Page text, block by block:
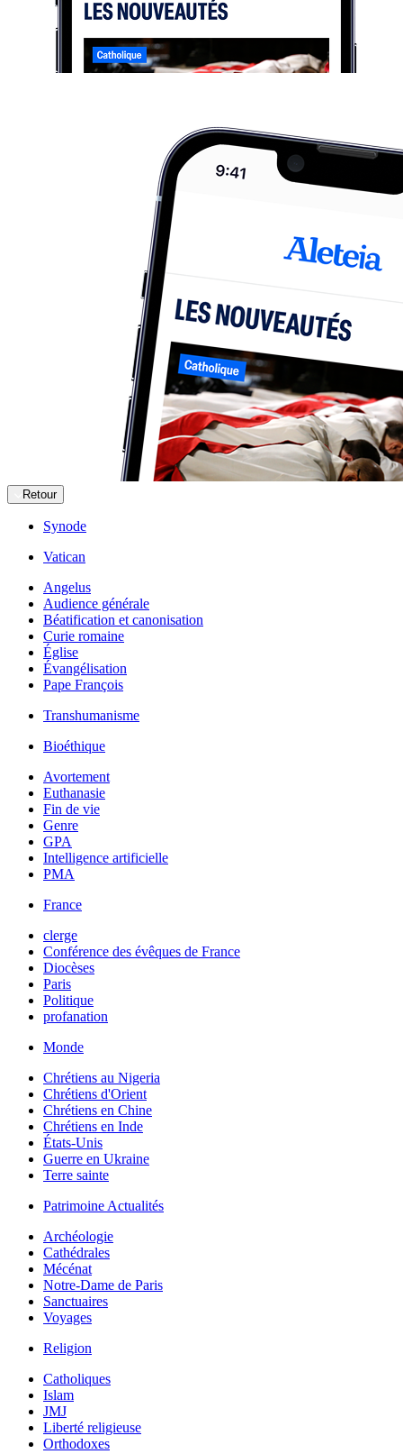
Retour
Synode
Vatican
Angelus
Audience générale
Béatification et canonisation
Curie romaine
Église
Évangélisation
Pape François
Transhumanisme
Bioéthique
Avortement
Euthanasie
Fin de vie
Genre
GPA
Intelligence artificielle
PMA
France
clerge
Conférence des évêques de France
Diocèses
Paris
Politique
profanation
Monde
Chrétiens au Nigeria
Chrétiens d'Orient
Chrétiens en Chine
Chrétiens en Inde
États-Unis
Guerre en Ukraine
Terre sainte
Patrimoine Actualités
Archéologie
Cathédrales
Mécénat
Notre-Dame de Paris
Sanctuaires
Voyages
Religion
Catholiques
Islam
JMJ
Liberté religieuse
Orthodoxes